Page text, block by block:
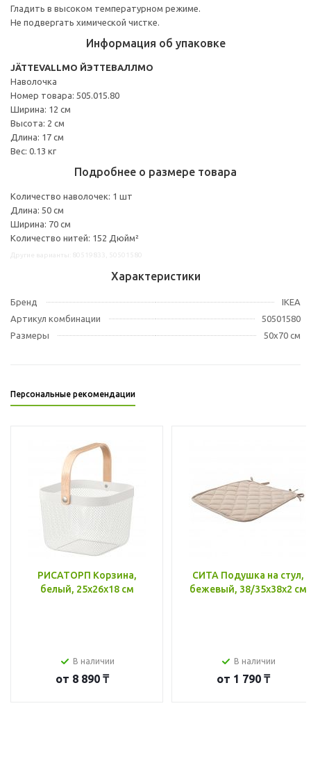
Гладить в высоком температурном режиме.
Не подвергать химической чистке.
Информация об упаковке
JÄTTEVALLMO ЙЭТТЕВАЛЛМО
Наволочка
Номер товара: 505.015.80
Ширина: 12 см
Высота: 2 см
Длина: 17 см
Вес: 0.13 кг
Подробнее о размере товара
Количество наволочек: 1 шт
Длина: 50 см
Ширина: 70 см
Количество нитей: 152 Дюйм²
Характеристики
Бренд
IKEA
Артикул комбинации
50501580
Размеры
50x70 см
Персональные рекомендации
РИСАТОРП Корзина,
белый, 25x26x18 см
В наличии
от 8 890 ₸
СИТА Подушка на стул,
бежевый, 38/35x38x2 см
В наличии
от 1 790 ₸